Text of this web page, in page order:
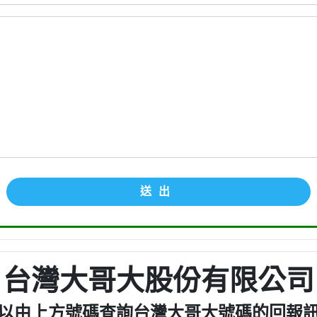
送出
台灣大哥大股份有限公司
由上方號碼查詢台灣大哥大號碼的回報